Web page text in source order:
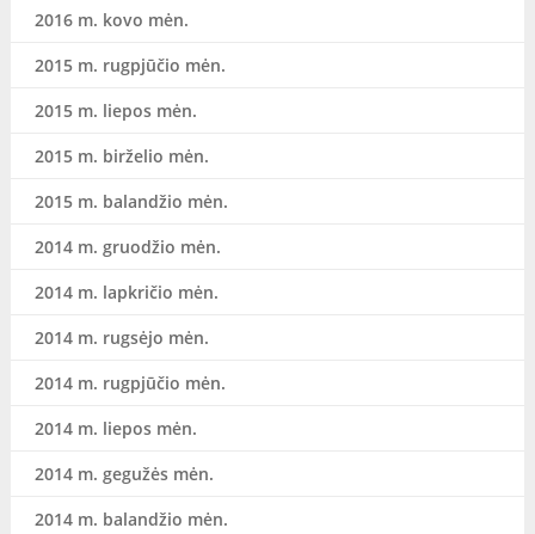
2016 m. kovo mėn.
2015 m. rugpjūčio mėn.
2015 m. liepos mėn.
2015 m. birželio mėn.
2015 m. balandžio mėn.
2014 m. gruodžio mėn.
2014 m. lapkričio mėn.
2014 m. rugsėjo mėn.
2014 m. rugpjūčio mėn.
2014 m. liepos mėn.
2014 m. gegužės mėn.
2014 m. balandžio mėn.